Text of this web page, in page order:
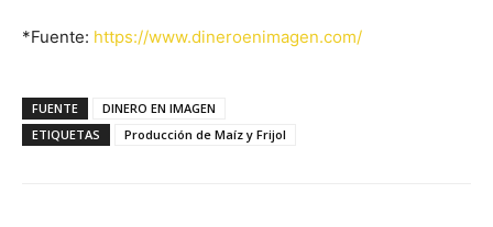
*Fuente: https://www.dineroenimagen.com/
FUENTE
DINERO EN IMAGEN
ETIQUETAS
Producción de Maíz y Frijol